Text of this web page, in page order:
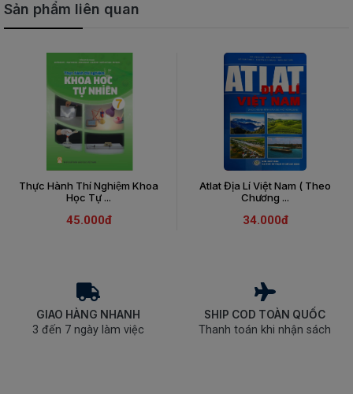
Sản phẩm liên quan
Thực Hành Thí Nghiệm Khoa
Học Tự ...
45.000đ
Atlat Địa Lí Việt Nam ( Theo
Chương ...
34.000đ
GIAO HÀNG NHANH
3 đến 7 ngày làm việc
SHIP COD TOÀN QUỐC
Thanh toán khi nhận sách